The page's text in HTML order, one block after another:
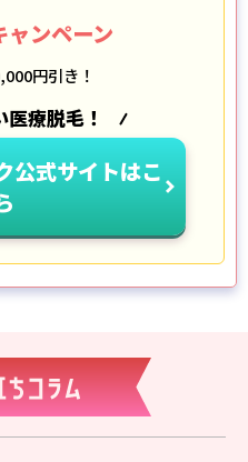
ャンペーン
円引き！
療脱毛！
公式サイトはこ